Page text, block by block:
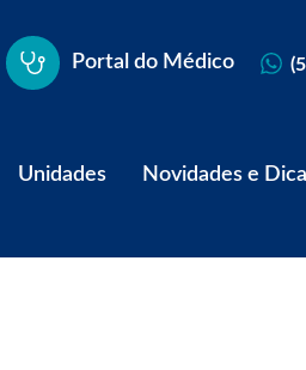
Portal do Médico
Unidades Novidades e